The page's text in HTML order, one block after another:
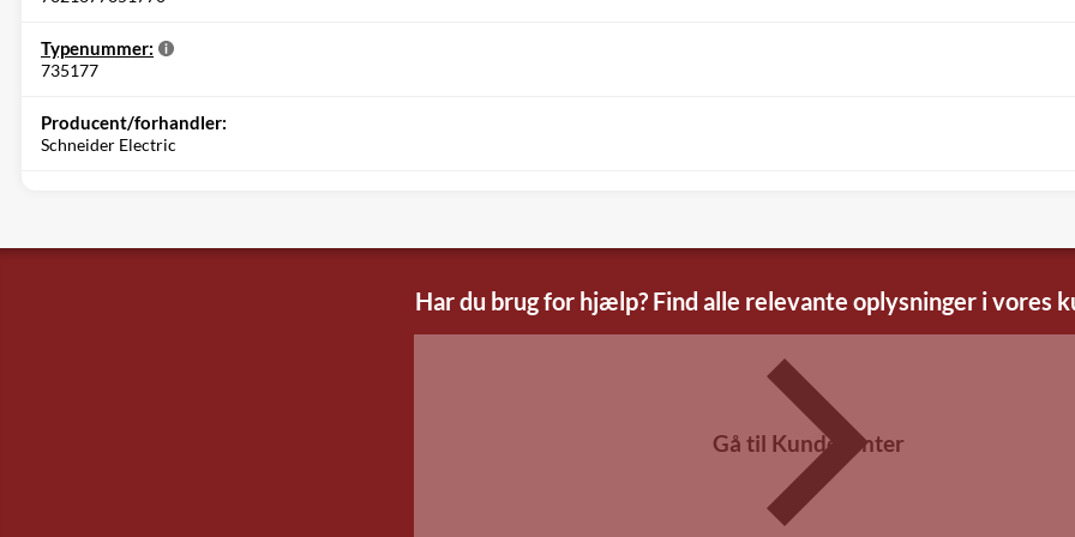
Typenummer:
735177
Producent/forhandler:
Schneider Electric
Har du brug for hjælp? Find alle relevante oplysninger i vores
Gå til Kundecenter